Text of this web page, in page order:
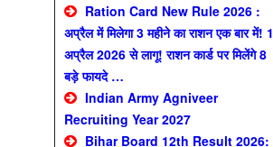
Ration Card New Rule 2026 :
अप्रैल में मिलेगा 3 महीने का राशन एक बार में! 1
अप्रैल 2026 से लागू! राशन कार्ड पर मिलेंगे 8
बड़े फायदे …
Indian Army Agniveer
Recruiting Year 2027
Bihar Board 12th Result 2026: